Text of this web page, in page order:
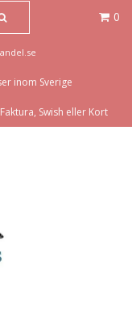
0
inom Sverige
Swish eller Kort